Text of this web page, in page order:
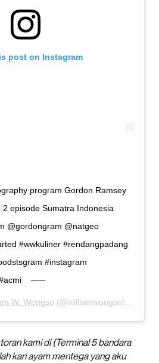
post on Instagram
program Gordon Ramsey
2 episode Sumatra Indonesia
@gordongram @natgeo
#wwkuliner #rendangpadang
#instagram
W. Wongso (@williamwongso) on
kami di (Terminal 5 bandara
kari ayam mentega yang aku